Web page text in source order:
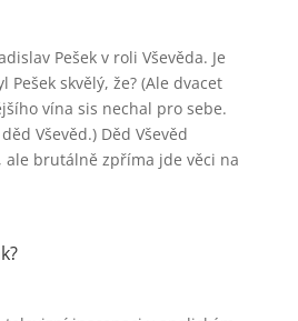
Pešek v roli Vševěda. Je
Pešek skvělý, že? (Ale dvacet
vína sis nechal pro sebe.
Vševěd.) Děd Vševěd
ale brutálně zpříma jde věci na